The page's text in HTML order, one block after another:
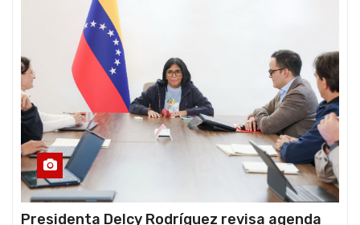
Presidenta Delcy Rodríguez revisa agenda